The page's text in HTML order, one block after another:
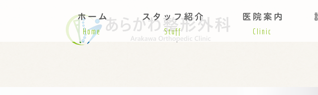
ホーム
Home
スタッフ紹介
Stuff
医院案内
Clinic